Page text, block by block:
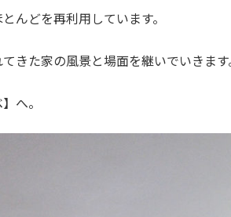
んどを再利用しています。
きた家の風景と場面を継いでいきま
へ。